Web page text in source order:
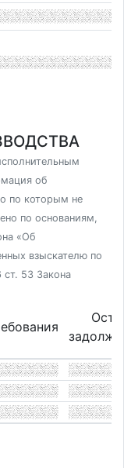
об
по которым не
по основаниям,
«Об
взыскателю по
53 Закона